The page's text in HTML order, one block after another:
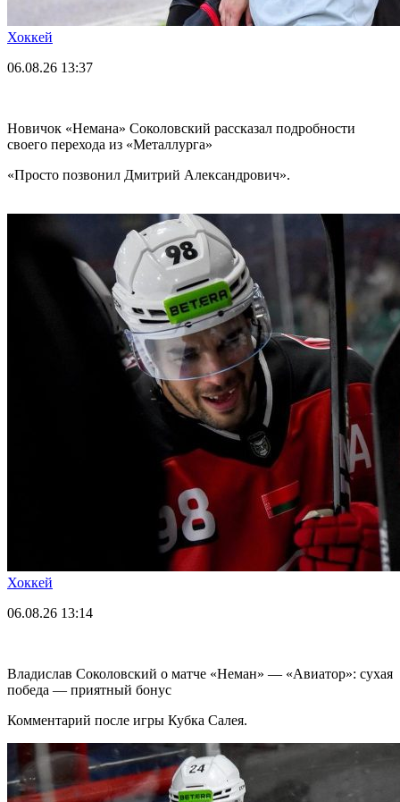
Хоккей
06.08.26 13:37
Новичок «Немана» Соколовский рассказал подробности
своего перехода из «Металлурга»
«Просто позвонил Дмитрий Александрович».
Хоккей
06.08.26 13:14
Владислав Соколовский о матче «Неман» — «Авиатор»: сухая
победа — приятный бонус
Комментарий после игры Кубка Салея.